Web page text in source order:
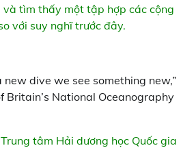
tìm thấy một tập hợp các cộng
với suy nghĩ trước đây.
new dive we see something new,”
Britain’s National Oceanography
tâm Hải dương học Quốc gia